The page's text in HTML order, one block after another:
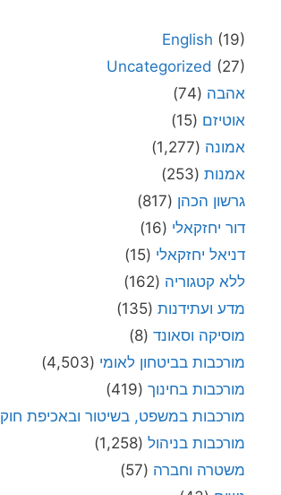
English (19)
Uncategorized (27)
אהבה (74)
אוטיזם (15)
אמונה (1,277)
אמנות (253)
גרשון הכהן (817)
דור יחזקאלי (16)
דניאל יחזקאלי (15)
ללא קטגוריה (162)
מדע ועתידנות (135)
מוסיקה וסאונד (8)
מורכבות בביטחון לאומי (4,503)
מורכבות בחינוך (419)
מורכבות במשפט, בשיטור ובאכיפת חוק
מורכבות בניהול (1,258)
משטרה וחברה (57)